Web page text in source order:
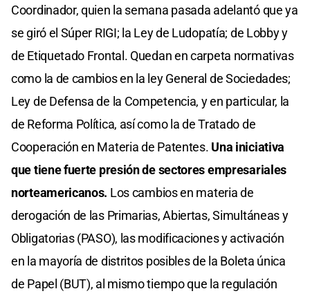
Coordinador, quien la semana pasada adelantó que ya
se giró el Súper RIGI; la Ley de Ludopatía; de Lobby y
de Etiquetado Frontal. Quedan en carpeta normativas
como la de cambios en la ley General de Sociedades;
Ley de Defensa de la Competencia, y en particular, la
de Reforma Política, así como la de Tratado de
Cooperación en Materia de Patentes. Una iniciativa
que tiene fuerte presión de sectores empresariales
norteamericanos. Los cambios en materia de
derogación de las Primarias, Abiertas, Simultáneas y
Obligatorias (PASO), las modificaciones y activación
en la mayoría de distritos posibles de la Boleta única
de Papel (BUT), al mismo tiempo que la regulación